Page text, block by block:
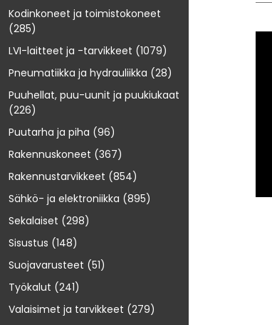
Kodinkoneet ja toimistokoneet
(285)
LVI-laitteet ja -tarvikkeet (1079)
Pneumatiikka ja hydrauliikka (28)
Puuhellat, puu-uunit ja puukiukaat
(226)
Puutarha ja piha (96)
Rakennuskoneet (367)
Rakennustarvikkeet (854)
Sähkö- ja elektroniikka (895)
Sekalaiset (298)
Sisustus (148)
Suojavarusteet (51)
Työkalut (241)
Valaisimet ja tarvikkeet (279)